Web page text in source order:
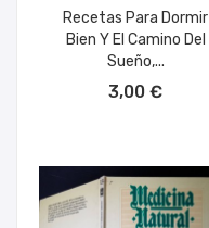
Recetas Para Dormir
Bien Y El Camino Del
Sueño,...
3,00 €